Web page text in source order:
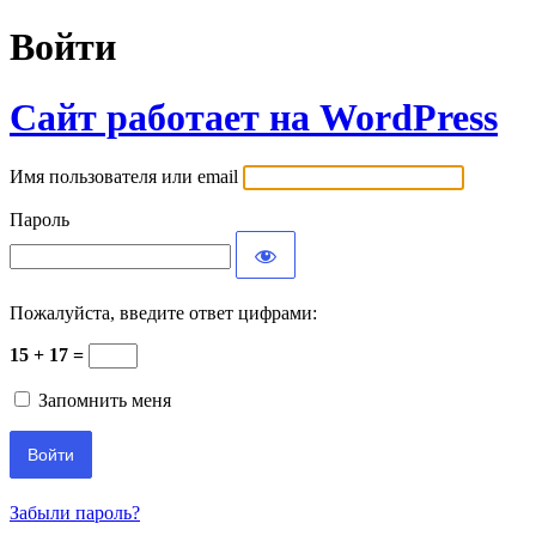
Войти
Сайт работает на WordPress
Имя пользователя или email
Пароль
Пожалуйста, введите ответ цифрами:
15 + 17 =
Запомнить меня
Забыли пароль?